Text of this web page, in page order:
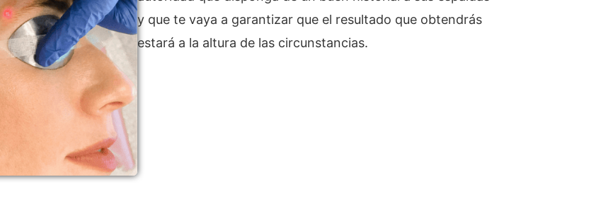
y que te vaya a garantizar que el resultado que obtendrás
estará a la altura de las circunstancias.